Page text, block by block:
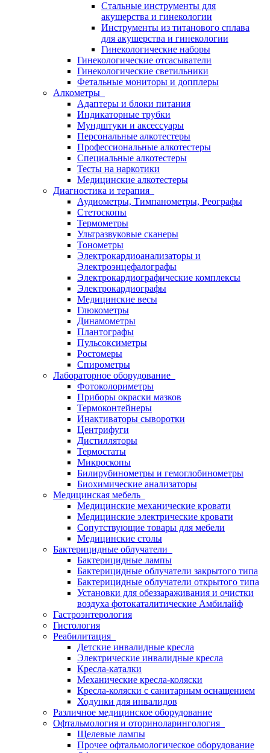
Стальные инструменты для
акушерства и гинекологии
Инструменты из титанового сплава
для акушерства и гинекологии
Гинекологические наборы
Гинекологические отсасыватели
Гинекологические светильники
Фетальные мониторы и допплеры
Алкометры
Адаптеры и блоки питания
Индикаторные трубки
Мундштуки и аксессуары
Персональные алкотестеры
Профессиональные алкотестеры
Специальные алкотестеры
Тесты на наркотики
Медицинские алкотестеры
Диагностика и терапия
Аудиометры, Тимпанометры, Реографы
Стетоскопы
Термометры
Ультразвуковые сканеры
Тонометры
Электрокардиоанализаторы и
Электроэнцефалографы
Электрокардиографические комплексы
Электрокардиографы
Медицинские весы
Глюкометры
Динамометры
Плантографы
Пульсоксиметры
Ростомеры
Спирометры
Лабораторное оборудование
Фотоколориметры
Приборы окраски мазков
Термоконтейнеры
Инактиваторы сыворотки
Центрифуги
Дистилляторы
Термостаты
Микроскопы
Билирубинометры и гемоглобинометры
Биохимические анализаторы
Медицинская мебель
Медицинские механические кровати
Медицинские электрические кровати
Сопутствующие товары для мебели
Медицинские столы
Бактерицидные облучатели
Бактерицидные лампы
Бактерицидные облучатели закрытого типа
Бактерицидные облучатели открытого типа
Установки для обеззараживания и очистки
воздуха фотокаталитические Амбилайф
Гастроэнтерология
Гистология
Реабилитация
Детские инвалидные кресла
Электрические инвалидные кресла
Кресла-каталки
Механические кресла-коляски
Кресла-коляски с санитарным оснащением
Ходунки для инвалидов
Различное медицинское оборудование
Офтальмология и оториноларингология
Щелевые лампы
Прочее офтальмологическое оборудование